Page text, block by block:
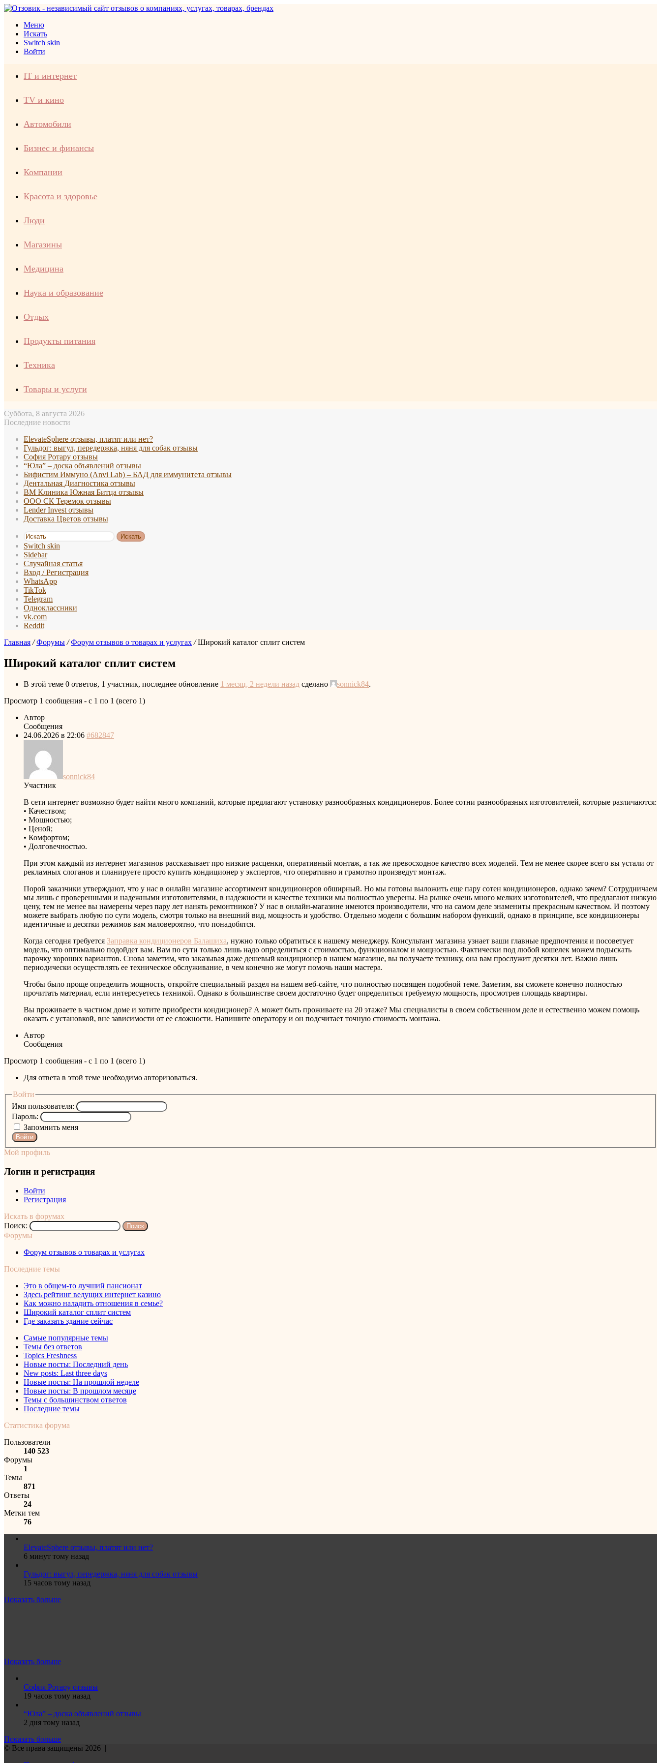
Меню
Искать
Switch skin
Войти
IT и интернет
TV и кино
Автомобили
Бизнес и финансы
Компании
Красота и здоровье
Люди
Магазины
Медицина
Наука и образование
Отдых
Продукты питания
Техника
Товары и услуги
Суббота, 8 августа 2026
Последние новости
ElevateSphere отзывы, платят или нет?
Гульдог: выгул, передержка, няня для собак отзывы
София Ротару отзывы
“Юла” – доска объявлений отзывы
Бифистим Иммуно (Anvi Lab) – БАД для иммунитета отзывы
Дентальная Диагностика отзывы
ВМ Клиника Южная Битца отзывы
ООО СК Теремок отзывы
Lender Invest отзывы
Доставка Цветов отзывы
Искать
Switch skin
Sidebar
Случайная статья
Вход / Регистрация
WhatsApp
TikTok
Telegram
Одноклассники
vk.com
Reddit
Главная / Форумы / Форум отзывов о товарах и услугах / Широкий каталог сплит систем
Широкий каталог сплит систем
В этой теме 0 ответов, 1 участник, последнее обновление 1 месяц, 2 недели назад сделано sonnick84.
Просмотр 1 сообщения - с 1 по 1 (всего 1)
Автор
Сообщения
24.06.2026 в 22:06 #682847
sonnick84
Участник
В сети интернет возможно будет найти много компаний, которые предлагают установку разнообразных кондиционеров. Более сотни разнообразных изготовителей, которые различаются:
• Качеством;
• Мощностью;
• Ценой;
• Комфортом;
• Долговечностью.
При этом каждый из интернет магазинов рассказывает про низкие расценки, оперативный монтаж, а так же превосходное качество всех моделей. Тем не менее скорее всего вы устали от
рекламных слоганов и планируете просто купить кондиционер у экспертов, что оперативно и грамотно произведут монтаж.
Порой заказчики утверждают, что у нас в онлайн магазине ассортимент кондиционеров обширный. Но мы готовы выложить еще пару сотен кондиционеров, однако зачем? Сотрудничаем
мы лишь с проверенными и надежными изготовителями, в надежности и качестве техники мы полностью уверены. На рынке очень много мелких изготовителей, что предлагают низкую
цену, тем не менее вы намерены через пару лет нанять ремонтников? У нас в онлайн-магазине имеются производители, что на самом деле знамениты прекрасным качеством. И поэтому
можете выбрать любую по сути модель, смотря только на внешний вид, мощность и удобство. Отдельно модели с большим набором функций, однако в принципе, все кондиционеры
идентичные и десятки режимов вам маловероятно, что понадобятся.
Когда сегодня требуется Заправка кондиционеров Балашиха, нужно только обратиться к нашему менеджеру. Консультант магазина узнает ваши главные предпочтения и посоветует
модель, что оптимально подойдет вам. Вам по сути только лишь надо определиться с стоимостью, функционалом и мощностью. Фактически под любой кошелек можем подыскать
парочку хороших вариантов. Снова заметим, что заказывая даже дешевый кондиционер в нашем магазине, вы получаете технику, она вам прослужит десятки лет. Важно лишь
периодически осуществлять ее техническое обслуживание, в чем конечно же могут помочь наши мастера.
Чтобы было проще определить мощность, откройте специальный раздел на нашем веб-сайте, что полностью посвящен подобной теме. Заметим, вы сможете конечно полностью
прочитать материал, если интересуетесь техникой. Однако в большинстве своем достаточно будет определиться требуемую мощность, просмотрев площадь квартиры.
Вы проживаете в частном доме и хотите приобрести кондиционер? А может быть проживаете на 20 этаже? Мы специалисты в своем собственном деле и естественно можем помощь
оказать с установкой, вне зависимости от ее сложности. Напишите оператору и он подсчитает точную стоимость монтажа.
Автор
Сообщения
Просмотр 1 сообщения - с 1 по 1 (всего 1)
Для ответа в этой теме необходимо авторизоваться.
Войти
Имя пользователя:
Пароль:
Запомнить меня
Войти
Мой профиль
Логин и регистрация
Войти
Регистрация
Искать в форумах
Поиск:
Форумы
Форум отзывов о товарах и услугах
Последние темы
Это в общем-то лучший пансионат
Здесь рейтинг ведущих интернет казино
Как можно наладить отношения в семье?
Широкий каталог сплит систем
Где заказать здание сейчас
Самые популярные темы
Темы без ответов
Topics Freshness
Новые посты: Последний день
New posts: Last three days
Новые посты: На прошлой неделе
Новые посты: В прошлом месяце
Темы с большинством ответов
Последние темы
Статистика форума
Пользователи
140 523
Форумы
1
Темы
871
Ответы
24
Метки тем
76
ElevateSphere отзывы, платят или нет?
6 минут тому назад
Гульдог: выгул, передержка, няня для собак отзывы
15 часов тому назад
Показать больше
Показать больше
София Ротару отзывы
19 часов тому назад
“Юла” – доска объявлений отзывы
2 дня тому назад
Показать больше
© Все права защищены 2026 |